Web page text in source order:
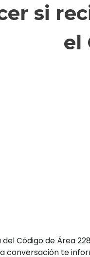
si
el
Código de Área
conversación te